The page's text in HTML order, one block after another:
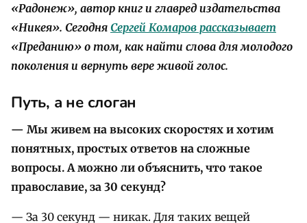
«Радонеж», автор книг и главред издательства
«Никея». Сегодня Сергей Комаров рассказывает
«Преданию» о том, как найти слова для молодого
поколения и вернуть вере живой голос.
Путь, а не слоган
— Мы живем на высоких скоростях и хотим
понятных, простых ответов на сложные
вопросы. А можно ли объяснить, что такое
православие, за 30 секунд?
— За 30 секунд — никак. Для таких вещей